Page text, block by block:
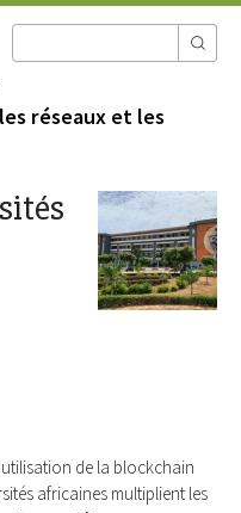
réseaux et les
de lа blоckсhain
africaines multiplient les